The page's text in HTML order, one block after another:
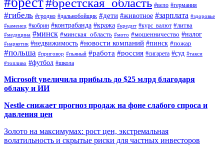
#вело #германия
#гибель #гродно #дальнобойщик #дети #животное #зарплата #здоровье
#каменец #кобрин #контрабанда #кража #кредит #курс_валют #литва
#медицина #минск #минская_область #мото #мошенничество #налог
#наркотик #недвижимость #новости компаний #пинск #пожар
#польша #приговор #пьяный #работа #россия #сигарета #суд #такси
#топливо #футбол #школа
Microsoft увеличила прибыль до $25 млрд благодаря
облаку и ИИ
Nestle снижает прогноз продаж на фоне слабого спроса и
давления цен
Золото на максимумах: рост цен, экстремальная
волатильность и скрытые риски для частных инвесторов